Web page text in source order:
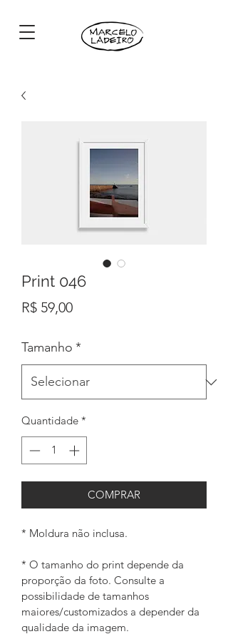
Print 046
R$ 59,00Preço
Tamanho *
Quantidade *
COMPRAR
* Moldura não inclusa.
* O tamanho do print depende da
proporção da foto. Consulte a
possibilidade de tamanhos
maiores/customizados a depender da
qualidade da imagem.